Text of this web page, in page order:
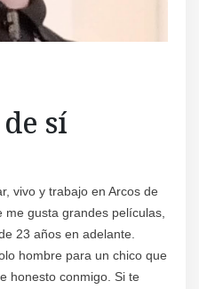
sí
vivo y trabajo en Arcos de
gusta grandes películas,
23 años en adelante.
hombre para un chico que
honesto conmigo. Si te